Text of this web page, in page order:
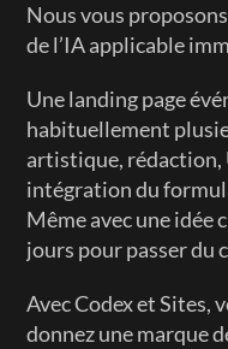
Nous vous
de l’IA applicable
Une landing page
habituellement
artistique, rédaction,
intégration du
Même avec une idée
jours pour passer du
Avec Codex et Sites,
donnez une marque